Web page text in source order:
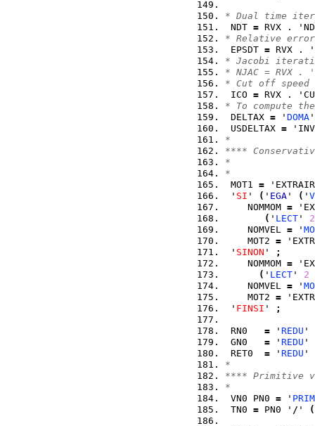
* Dual time
NDT = RVX .
* Relative
EPSDT = RVX .
* Jacobi
* NJAC = RVX .
* Cut off speed
ICO = RVX .
* To compute
DELTAX = ' DOMA '
USDELTAX =
*
****
*
*
MOT1 =
' SI ' ( ' EGA ' ( '
    NOMMOM
=
( ' LECT ' 2
    NOMVEL
= '
    MOT2
=
' SINON '
;
    NOMMOM
=
( ' LECT ' 2
    NOMVEL
= '
    MOT2
=
' FINSI ' ;
RN0 = ' REDU '
GN0 = ' REDU '
RET0 = ' REDU '
*
**** Primitive
*
VN0 PN0 = ' PRIM
TN0 = PN0 ' / ' (